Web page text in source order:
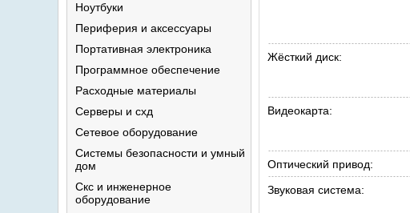
Ноутбуки
Периферия и аксессуары
Портативная электроника
Программное обеспечение
Расходные материалы
Серверы и схд
Сетевое оборудование
Системы безопасности и умный
дом
Скс и инженерное
оборудование
Жёсткий диск:
Видеокарта:
Оптический привод:
Звуковая система: